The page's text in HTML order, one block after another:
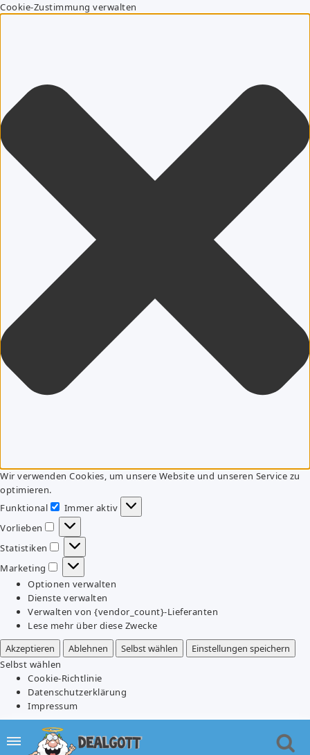
Cookie-Zustimmung verwalten
Wir verwenden Cookies, um unsere Website und unseren Service zu
optimieren.
Funktional
Funktional
Immer aktiv
Vorlieben
Vorlieben
Statistiken
Statistiken
Marketing
Marketing
Optionen verwalten
Dienste verwalten
Verwalten von {vendor_count}-Lieferanten
Lese mehr über diese Zwecke
Akzeptieren
Ablehnen Selbst wählen
Einstellungen speichern
Selbst wählen
Cookie-Richtlinie
Datenschutzerklärung
Impressum